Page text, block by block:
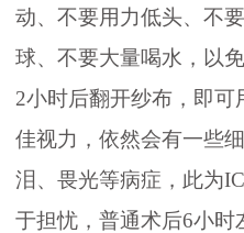
动、不要用力低头、不
球、不要大量喝水，以
2小时后翻开纱布，即
佳视力，依然会有一些
泪、畏光等病症，此为
于担忧，普通术后6小时